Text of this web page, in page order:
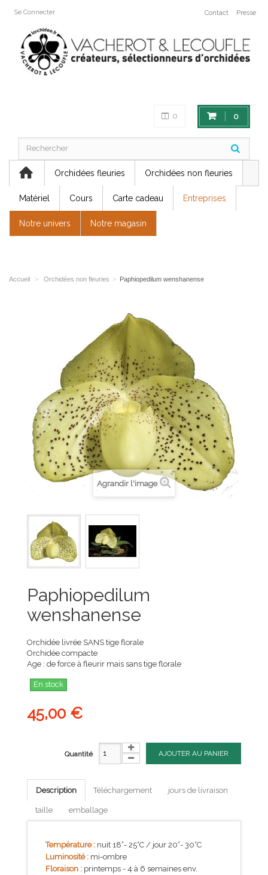
Contact Presse
Se Connecter
0
0
Orchidées fleuries Orchidées non fleuries
Matériel Cours Carte cadeau Entreprises
Notre univers Notre magasin
Accueil > Orchidées non fleuries > Paphiopedilum wenshanense
Agrandir l'image
Paphiopedilum
wenshanense
Orchidée livrée SANS tige florale
Orchidée compacte
Age : de force à fleurir mais sans tige florale
En stock
45,00 €
AJOUTER AU PANIER
Quantité
Description Téléchargement jours de livraison
taille emballage
Température : nuit 18°- 25°C / jour 20°- 30°C
Luminosité : mi-ombre
Floraison : printemps - 4 à 6 semaines env.